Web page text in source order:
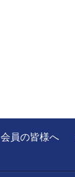
会員の皆様へ